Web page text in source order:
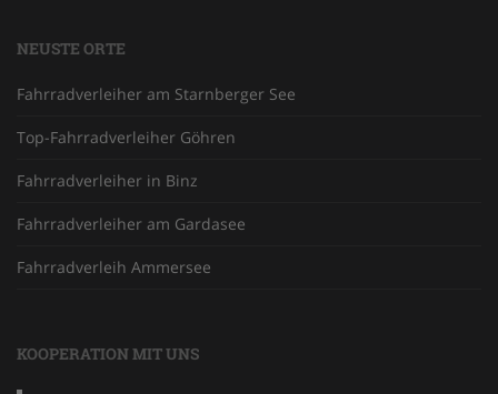
NEUSTE ORTE
Fahrradverleiher am Starnberger See
Top-Fahrradverleiher Göhren
Fahrradverleiher in Binz
Fahrradverleiher am Gardasee
Fahrradverleih Ammersee
KOOPERATION MIT UNS